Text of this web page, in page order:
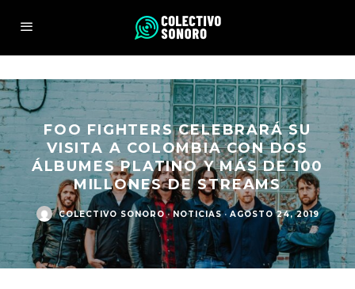
FOO FIGHTERS CELEBRARÁ SU
VISITA A COLOMBIA CON DOS
ÁLBUMES PLATINO Y MÁS DE 100
MILLONES DE STREAMS
COLECTIVO SONORO · NOTICIAS · AGOSTO 24, 2019